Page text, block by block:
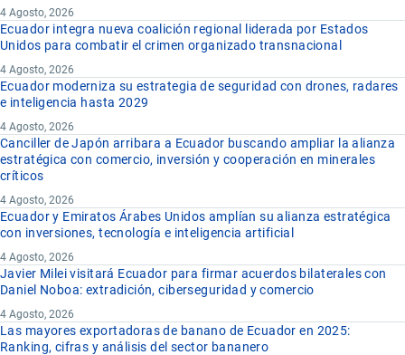
4 Agosto, 2026
Ecuador integra nueva coalición regional liderada por Estados
Unidos para combatir el crimen organizado transnacional
4 Agosto, 2026
Ecuador moderniza su estrategia de seguridad con drones, radares
e inteligencia hasta 2029
4 Agosto, 2026
Canciller de Japón arribara a Ecuador buscando ampliar la alianza
estratégica con comercio, inversión y cooperación en minerales
críticos
4 Agosto, 2026
Ecuador y Emiratos Árabes Unidos amplían su alianza estratégica
con inversiones, tecnología e inteligencia artificial
4 Agosto, 2026
Javier Milei visitará Ecuador para firmar acuerdos bilaterales con
Daniel Noboa: extradición, ciberseguridad y comercio
4 Agosto, 2026
Las mayores exportadoras de banano de Ecuador en 2025:
Ranking, cifras y análisis del sector bananero